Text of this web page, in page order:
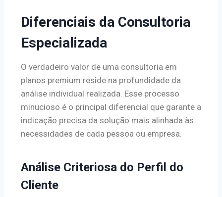
Diferenciais da Consultoria
Especializada
O verdadeiro valor de uma consultoria em
planos premium reside na profundidade da
análise individual realizada. Esse processo
minucioso é o principal diferencial que garante a
indicação precisa da solução mais alinhada às
necessidades de cada pessoa ou empresa.
Análise Criteriosa do Perfil do
Cliente